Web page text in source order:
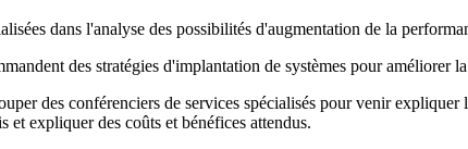
dans l'analyse des possibilités d'augmentation de la
des stratégies d'implantation de systèmes pour
des conférenciers de services spécialisés pour venir
et expliquer des coûts et bénéfices attendus.